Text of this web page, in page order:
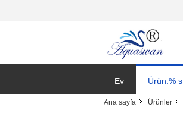
Ev Ürün:% s
Ana sayfa Ürünler